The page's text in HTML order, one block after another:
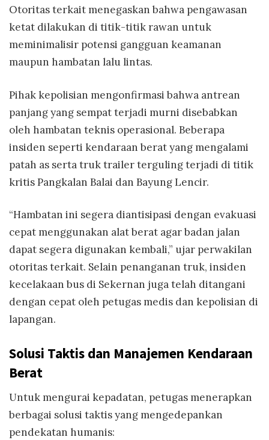
Otoritas terkait menegaskan bahwa pengawasan
ketat dilakukan di titik-titik rawan untuk
meminimalisir potensi gangguan keamanan
maupun hambatan lalu lintas.
Pihak kepolisian mengonfirmasi bahwa antrean
panjang yang sempat terjadi murni disebabkan
oleh hambatan teknis operasional. Beberapa
insiden seperti kendaraan berat yang mengalami
patah as serta truk trailer terguling terjadi di titik
kritis Pangkalan Balai dan Bayung Lencir.
“Hambatan ini segera diantisipasi dengan evakuasi
cepat menggunakan alat berat agar badan jalan
dapat segera digunakan kembali,” ujar perwakilan
otoritas terkait. Selain penanganan truk, insiden
kecelakaan bus di Sekernan juga telah ditangani
dengan cepat oleh petugas medis dan kepolisian di
lapangan.
Solusi Taktis dan Manajemen Kendaraan
Berat
Untuk mengurai kepadatan, petugas menerapkan
berbagai solusi taktis yang mengedepankan
pendekatan humanis: